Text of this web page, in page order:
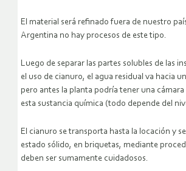
El material será refinado fuera de nuestro
Argentina no hay procesos de este tipo.
Luego de separar las partes solubles de las
el uso de cianuro, el agua residual va hacia
pero antes la planta podría tener una
esta sustancia química (todo depende del
El cianuro se transporta hasta la locación y
estado sólido, en briquetas, mediante
deben ser sumamente cuidadosos.